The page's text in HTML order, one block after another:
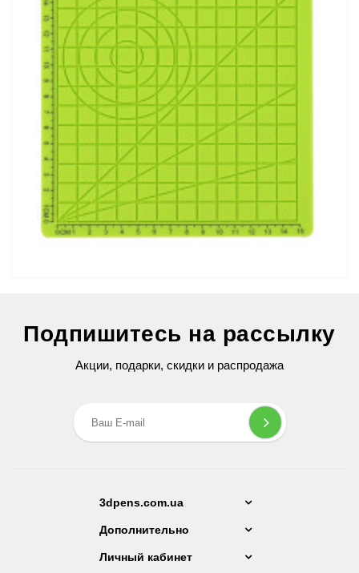
299 грн
Подпишитесь на рассылку
Акции, подарки, скидки и распродажа
3dpens.com.ua
Дополнительно
Личный кабинет